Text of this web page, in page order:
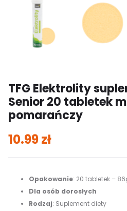
TFG Elektrolity
Senior 20 tabletek
pomarańczy
10.99zł
Opakowanie: 20 tabletek –
Dla osób dorosłych
Rodzaj: Suplement diety